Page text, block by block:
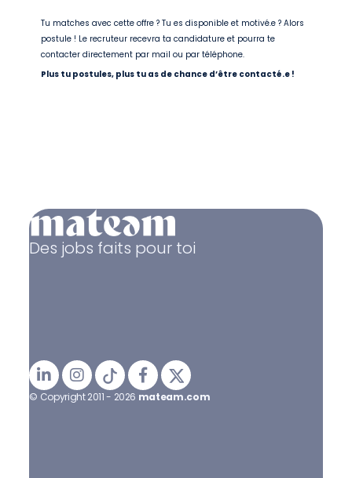
Tu matches avec cette offre ? Tu es disponible et motivé.e ? Alors
postule ! Le recruteur recevra ta candidature et pourra te
contacter directement par mail ou par téléphone.
Plus tu postules, plus tu as de chance d’être contacté.e !
Des jobs faits pour toi
© Copyright 2011 - 2026 mateam.com